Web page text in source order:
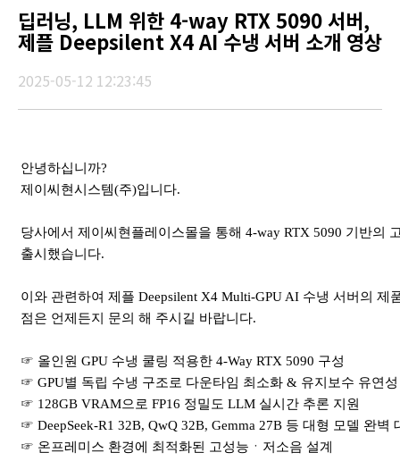
딥러닝, LLM 위한 4-way RTX 5090 서버,
제플 Deepsilent X4 AI 수냉 서버 소개 영상
2025-05-12 12:23:45
안녕하십니까?
제이씨현시스템(주)입니다.
당사에서 제이씨현플레이스몰을 통해 4-way RTX 5090 기반의
출시했습니다.
이와 관련하여 제플 Deepsilent X4 Multi-GPU AI 수냉 서버의
점은 언제든지 문의 해 주시길 바랍니다.
☞ 올인원 GPU 수냉 쿨링 적용한 4-Way RTX 5090 구성
☞ GPU별 독립 수냉 구조로 다운타임 최소화 & 유지보수 유연성
☞ 128GB VRAM으로 FP16 정밀도 LLM 실시간 추론 지원
☞ DeepSeek-R1 32B, QwQ 32B, Gemma 27B 등 대형 모델 완벽
☞ 온프레미스 환경에 최적화된 고성능ㆍ저소음 설계